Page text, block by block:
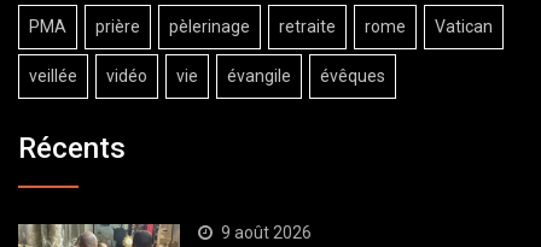
PMA prière pèlerinage retraite rome Vatican
veillée vidéo vie évangile évêques
Récents
9 août 2026